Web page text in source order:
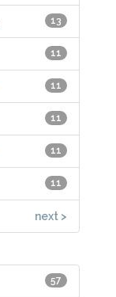
13
11
11
11
11
11
next >
57